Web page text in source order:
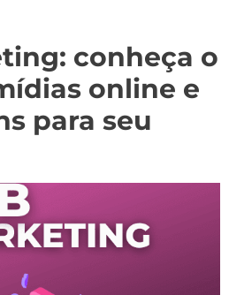
conheça o
online e
para seu